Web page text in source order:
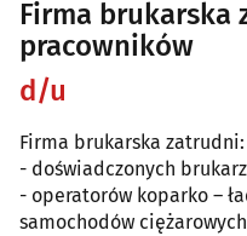
Firma brukarska
pracowników
d/u
Firma brukarska zatrudni:
- doświadczonych
- operatorów koparko –
samochodów